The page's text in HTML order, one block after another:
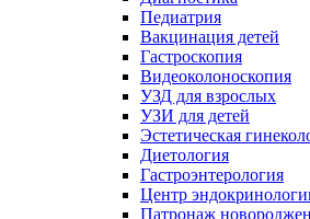
Педиатрия
Вакцинация детей
Гастроскопия
Видеоколоноскопия
УЗД для взрослых
УЗИ для детей
Эстетическая
Диетология
Гастроэнтерология
Центр
Патронаж